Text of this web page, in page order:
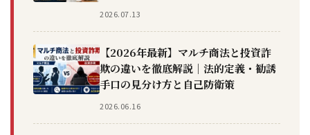
2026.07.13
【2026年最新】マルチ商法と投資詐
欺の違いを徹底解説｜法的定義・勧誘
手口の見分け方と自己防衛策
2026.06.16